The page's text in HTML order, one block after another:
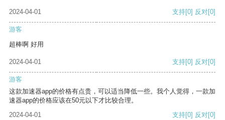
2024-04-01 支持[0] 反对[0]
游客
超棒啊 好用
2024-04-01 支持[0] 反对[0]
游客
这款加速器app的价格有点贵，可以适当降低一些。我个人觉得，一款加
速器app的价格应该在50元以下才比较合理。
2024-04-01
支持[0] 反对[0]